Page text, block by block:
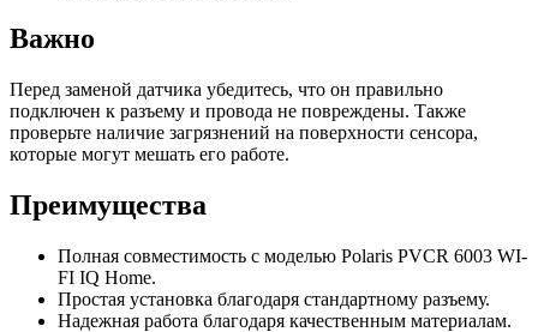
Важно
Перед заменой датчика убедитесь, что он правильно
подключен к разъему и провода не повреждены. Также
проверьте наличие загрязнений на поверхности сенсора,
которые могут мешать его работе.
Преимущества
Полная совместимость с моделью Polaris PVCR 6003 WI-
FI IQ Home.
Простая установка благодаря стандартному разъему.
Надежная работа благодаря качественным материалам.